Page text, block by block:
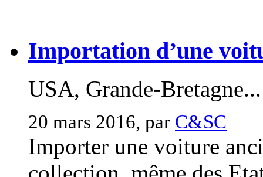
Importation d’une
USA, Grande-Bretagne...
20 mars 2016, par C&SC
Importer une voiture